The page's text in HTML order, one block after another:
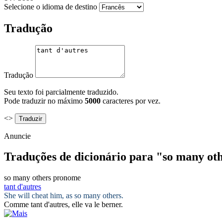
Selecione o idioma de destino
Tradução
Tradução
Seu texto foi parcialmente traduzido.
Pode traduzir no máximo 5000 caracteres por vez.
<>
Anuncie
Traduções de dicionário para "so many
so many others pronome
tant d'autres
She will cheat him, as so many others.
Comme tant d'autres, elle va le berner.